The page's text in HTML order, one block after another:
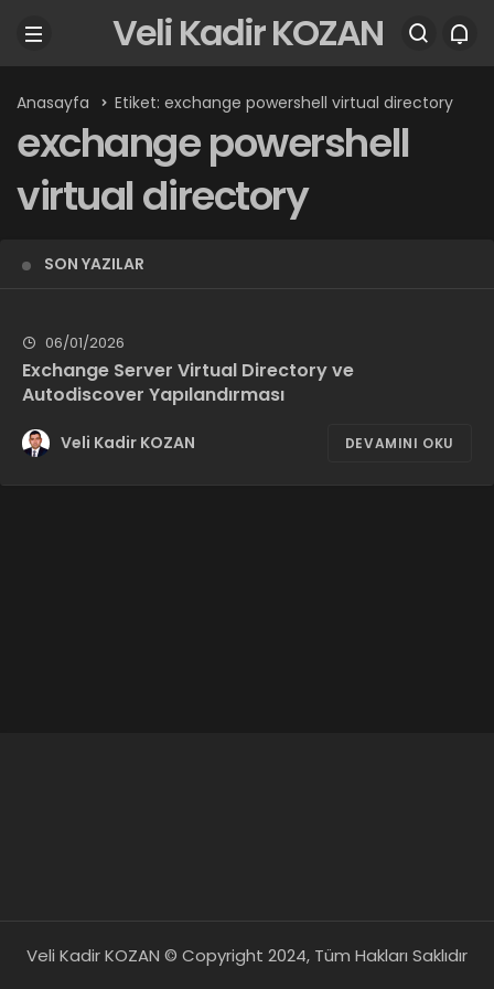
Veli Kadir KOZAN
Anasayfa Etiket: exchange powershell virtual directory
exchange powershell
virtual directory
SON YAZILAR
06/01/2026
Exchange Server Virtual Directory ve
Autodiscover Yapılandırması
Veli Kadir KOZAN DEVAMINI OKU
Veli Kadir KOZAN © Copyright 2024, Tüm Hakları Saklıdır